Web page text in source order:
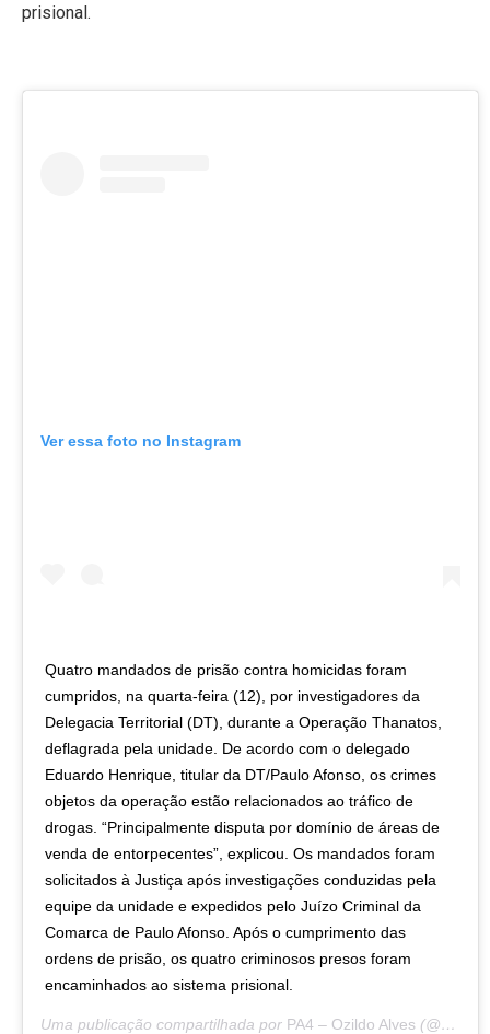
prisional.
Ver essa foto no Instagram
Quatro mandados de prisão contra homicidas foram
cumpridos, na quarta-feira (12), por investigadores da
Delegacia Territorial (DT), durante a Operação Thanatos,
deflagrada pela unidade. De acordo com o delegado
Eduardo Henrique, titular da DT/Paulo Afonso, os crimes
objetos da operação estão relacionados ao tráfico de
drogas. “Principalmente disputa por domínio de áreas de
venda de entorpecentes”, explicou. Os mandados foram
solicitados à Justiça após investigações conduzidas pela
equipe da unidade e expedidos pelo Juízo Criminal da
Comarca de Paulo Afonso. Após o cumprimento das
ordens de prisão, os quatro criminosos presos foram
encaminhados ao sistema prisional.
Uma publicação compartilhada por PA4 – Ozildo Alves (@sitepa4) em